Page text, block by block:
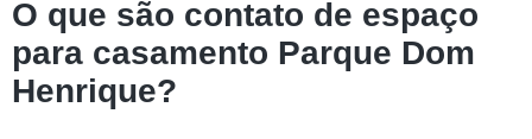
O que são contato de espaço
para casamento Parque Dom
Henrique?